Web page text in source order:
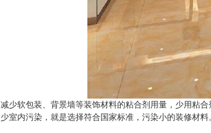
减少软包装、背景墙等装饰材料的粘合剂用量，少用粘
少室内污染，就是选择符合国家标准，污染小的装修材料